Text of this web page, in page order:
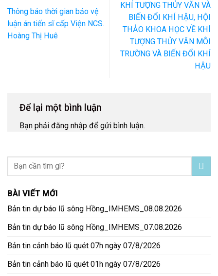
Thông báo thời gian bảo vệ
luận án tiến sĩ cấp Viện NCS.
Hoàng Thị Huê
KHÍ TƯỢNG THỦY VĂN VÀ
BIẾN ĐỔI KHÍ HẬU, HỘI
THẢO KHOA HỌC VỀ KHÍ
TƯỢNG THỦY VĂN MÔI
TRƯỜNG VÀ BIẾN ĐỔI KHÍ
HẬU
Để lại một bình luận
Bạn phải đăng nhập để gửi bình luận.
BÀI VIẾT MỚI
Bản tin dự báo lũ sông Hồng_IMHEMS_08.08.2026
Bản tin dự báo lũ sông Hồng_IMHEMS_07.08.2026
Bản tin cảnh báo lũ quét 07h ngày 07/8/2026
Bản tin cảnh báo lũ quét 01h ngày 07/8/2026